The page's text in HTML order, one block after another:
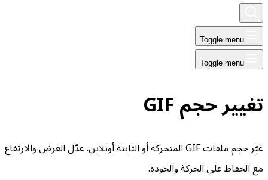
Toggle menu
Toggle menu
تغيير حجم GIF
غيّر حجم ملفات GIF المتحركة أو الثابتة أونلاين. عدّل العرض والارتفاع
مع الحفاظ على الحركة والجودة.